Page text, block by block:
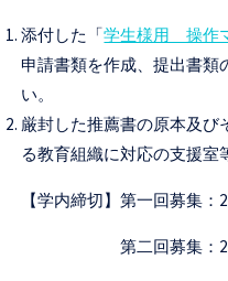
添付した「学生様用 操作
申請書類を作成、提出書類
い。
厳封した推薦書の原本及び
る教育組織に対応の支援室
【学内締切】第一回募集
第二回募集：2026